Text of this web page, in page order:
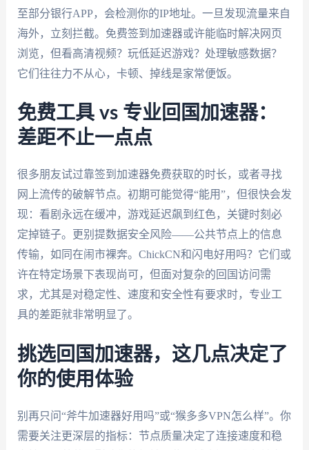
至部分银行APP，会检测你的IP地址。一旦发现流量来自
海外，立刻拦截。免费签到加速器或许能临时解决网页
浏览，但看高清视频？玩低延迟游戏？处理敏感数据？
它们往往力不从心，卡顿、掉线是家常便饭。
免费工具 vs 专业回国加速器：
差距不止一点点
很多朋友试过靠签到加速器免费获取的时长，或者寻找
网上流传的破解节点。初期可能觉得“能用”，但很快会发
现：看剧永远在缓冲，游戏延迟飙到红色，关键时刻必
定掉链子。更别提数据安全风险——公共节点上的信息
传输，如同在闹市裸奔。ChickCN和闪电好用吗？它们或
许在特定场景下表现尚可，但面对复杂的回国访问需
求，尤其是对稳定性、速度和安全性有要求时，专业工
具的差距就非常明显了。
挑选回国加速器，这几点决定了
你的使用体验
别再只问“斧牛加速器好用吗”或“猴多多VPN怎么样”。你
需要关注更深层的指标：节点质量决定了连接速度和稳